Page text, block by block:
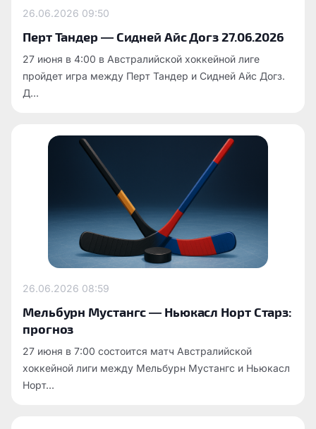
26.06.2026 09:50
Перт Тандер — Сидней Айс Догз 27.06.2026
27 июня в 4:00 в Австралийской хоккейной лиге
пройдет игра между Перт Тандер и Сидней Айс Догз.
Д...
26.06.2026 08:59
Мельбурн Мустангс — Ньюкасл Норт Старз:
прогноз
27 июня в 7:00 состоится матч Австралийской
хоккейной лиги между Мельбурн Мустангс и Ньюкасл
Норт...